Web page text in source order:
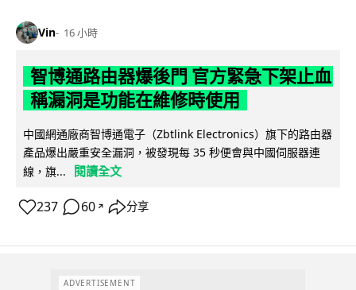
Vin 16 小時
智博通路由器爆後門 官方緊急下架止血
稱漏洞是功能在維修時使用
中國網通廠商智博通電子（Zbtlink Electronics）旗下的路由器
產品爆出嚴重安全漏洞，被發現每 35 秒便會與中國伺服器連
線，旗...
閱讀全文
237 60 ↗ 分享
ADVERTISEMENT